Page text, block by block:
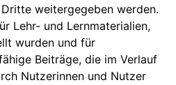
weitergegeben werden.
Lehr- und Lernmaterialien,
wurden und für
Beiträge, die im Verlauf
Nutzerinnen und Nutzer